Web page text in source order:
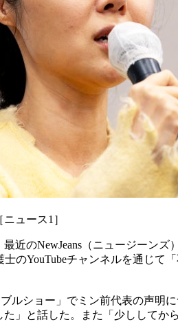
ュース1］
近のNewJeans（ニュージーン
のYouTubeチャンネルを通じ
ルショー」でミン前代表の声明
」と話した。また「少しして